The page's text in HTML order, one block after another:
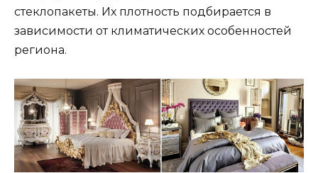
стеклопакеты. Их плотность подбирается в
зависимости от климатических особенностей
региона.